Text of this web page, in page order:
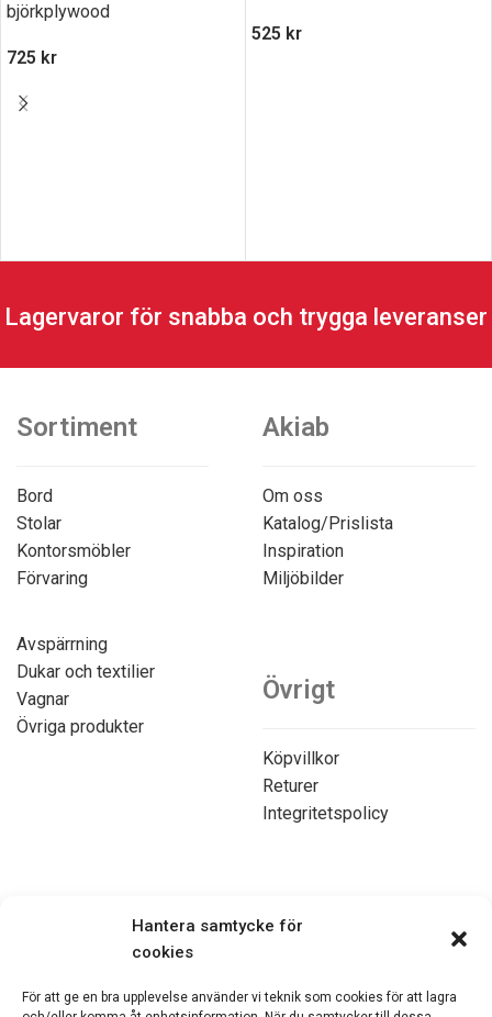
Hantera samtycke för
cookies
För att ge en bra upplevelse använder vi teknik som cookies för att lagra
björkplywood
725 kr
525 kr
Lagervaror för snabba och trygga leveranser
Sortiment
Bord
Stolar
Kontorsmöbler
Förvaring
Avspärrning
Dukar och textilier
Vagnar
Övriga produkter
Akiab
Om oss
Katalog/Prislista
Inspiration
Miljöbilder
Övrigt
Köpvillkor
Returer
Integritetspolicy
Kontakta oss
070-7103750